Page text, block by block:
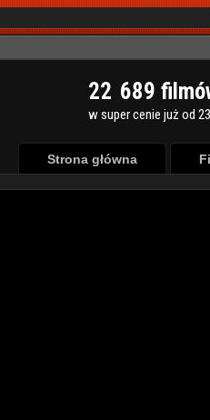
22 689
w super cenie już od
Strona główna